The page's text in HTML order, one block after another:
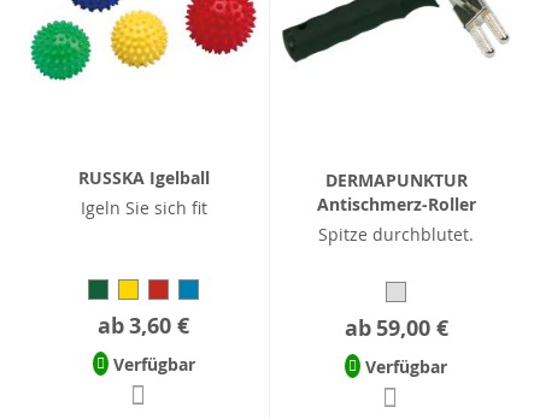
RUSSKA Igelball
Igeln Sie sich fit
ab3,60 €
Verfügbar
DERMAPUNKTUR
Antischmerz-Roller
Spitze durchblutet.
ab 59,00 €
Verfügbar